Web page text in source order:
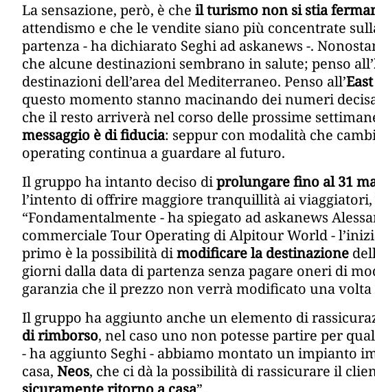
La sensazione, però, è che il turismo non si stia
attendismo e che le vendite siano più concentrate
partenza - ha dichiarato Seghi ad askanews -.
che alcune destinazioni sembrano in salute; penso all’
destinazioni dell’area del Mediterraneo. Penso all’
questo momento stanno macinando dei numeri
che il resto arriverà nel corso delle prossime
messaggio è di fiducia: seppur con modalità che
operating continua a guardare al futuro.
Il gruppo ha intanto deciso diprolungare fino al 31
l’intento di offrire maggiore tranquillità ai viaggiatori,
“Fondamentalmente - ha spiegato ad askanews
commerciale Tour Operating di Alpitour World -
primo è la possibilità dimodificare la destinazione
giorni dalla data di partenza senza pagare oneri di
garanzia che il prezzo non verrà modificato una
Il gruppo ha aggiunto anche un elemento di
di rimborso, nel caso uno non potesse partire per
- ha aggiunto Seghi - abbiamo montato un impianto
casa, Neos, che ci dà la possibilità di rassicurare il